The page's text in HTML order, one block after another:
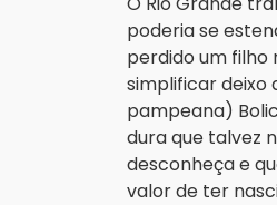
poderia se
perdido um filho
simplificar deixo
pampeana)
dura que talvez
desconheça e
valor de ter